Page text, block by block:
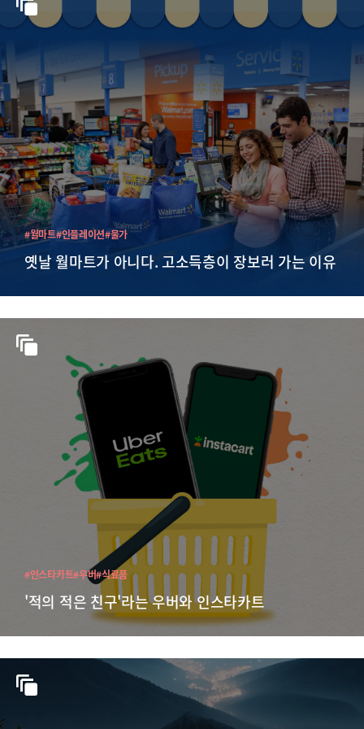
옛날 월마트가 아니다. 고소득층이 장보러 가는 이유
#월마트#인플레이션#물가
'적의 적은 친구'라는 우버와 인스타카트
#인스타카트#우버#식료품